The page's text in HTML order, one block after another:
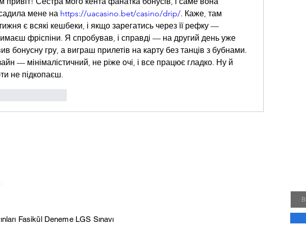
мене на https://uacasino.bet/casino/drip/. Каже, там
є всякі кешбеки, і якщо зарегатись через її рефку —
фріспіни. Я спробував, і справді — на другий день уже
бонусну гру, а виграш прилетів на карту без танців з бубнами.
— мінімалістичний, не ріже очі, і все працює гладко. Ну й
не підкопаєш.
Fasikül Deneme LGS Sınavı